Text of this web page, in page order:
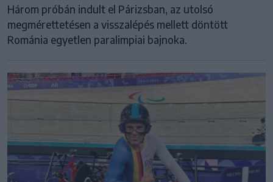
Három próbán indult el Párizsban, az utolsó
megmérettetésen a visszalépés mellett döntött
Románia egyetlen paralimpiai bajnoka.